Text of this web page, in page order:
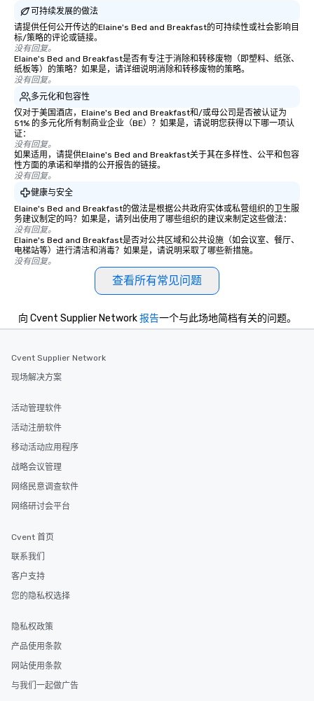
可持续发展的做法
请提供任何公开传达的Elaine's Bed and Breakfast的可持续性或社会影响目
标/策略的评论或链接。
没有回复。
Elaine's Bed and Breakfast是否有专注于消除和转移废物（即塑料、纸张、
纸板等）的策略？如果是，请详细说明消除和转移废物的策略。
没有回复。
多元化和包容性
仅对于美国酒店，Elaine's Bed and Breakfast和/或母公司是否被认证为
51% 的多元化所有制商业企业（BE）？如果是，请说明您获得以下哪一项认
证：
没有回复。
如果适用，请提供Elaine's Bed and Breakfast关于其在多样性、公平和包容
性方面的承诺和举措的公开报告的链接。
没有回复。
健康与安全
Elaine's Bed and Breakfast的做法是根据公共政府实体或私营组织的卫生服
务建议制定的吗？如果是，请列出使用了哪些组织的建议来制定这些做法：
没有回复。
Elaine's Bed and Breakfast是否对公共区域和公共设施（如会议室、餐厅、
电梯站等）进行清洁和消毒？如果是，请说明采取了哪些新措施。
没有回复。
查看所有常见问题
向 Cvent Supplier Network报告一个与此场地简档有关的问题。
Cvent Supplier Network
现场解决方案
活动管理软件
活动注册软件
移动活动应用程序
战略会议管理
网络民意调查软件
网络研讨会平台
Cvent 首页
联系我们
客户支持
您的隐私权选择
隐私权政策
产品使用条款
网站使用条款
与我们一起做广告